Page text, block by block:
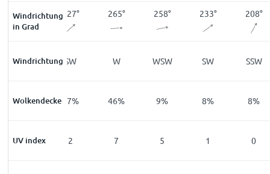
Windrichtung
in Grad
221° 227° 265° 258° 233° 208°
Windrichtung
SW SW W WSW SW SSW
Wolkendecke
87% 47% 46% 9% 8% 8%
UV index
0 2 7 5 1 0